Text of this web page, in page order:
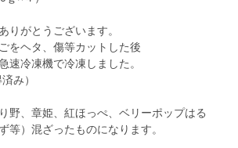
りがとうございます。
をヘタ、傷等カットした後
速冷凍機で冷凍しました。
み）
野、章姫、紅ほっぺ、ベリーポップはる
等）混ざったものになります。